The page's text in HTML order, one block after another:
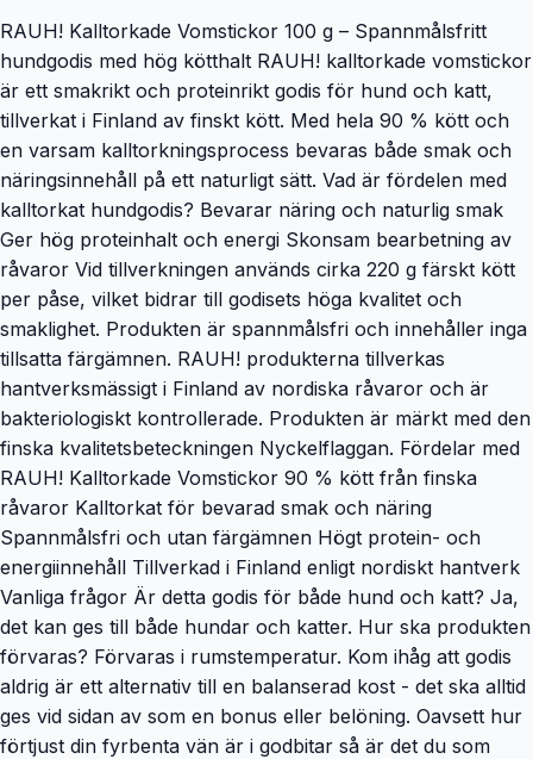
RAUH! Kalltorkade Vomstickor 100 g – Spannmålsfritt
hundgodis med hög kötthalt RAUH! kalltorkade vomstickor
är ett smakrikt och proteinrikt godis för hund och katt,
tillverkat i Finland av finskt kött. Med hela 90 % kött och
en varsam kalltorkningsprocess bevaras både smak och
näringsinnehåll på ett naturligt sätt. Vad är fördelen med
kalltorkat hundgodis? Bevarar näring och naturlig smak
Ger hög proteinhalt och energi Skonsam bearbetning av
råvaror Vid tillverkningen används cirka 220 g färskt kött
per påse, vilket bidrar till godisets höga kvalitet och
smaklighet. Produkten är spannmålsfri och innehåller inga
tillsatta färgämnen. RAUH! produkterna tillverkas
hantverksmässigt i Finland av nordiska råvaror och är
bakteriologiskt kontrollerade. Produkten är märkt med den
finska kvalitetsbeteckningen Nyckelflaggan. Fördelar med
RAUH! Kalltorkade Vomstickor 90 % kött från finska
råvaror Kalltorkat för bevarad smak och näring
Spannmålsfri och utan färgämnen Högt protein- och
energiinnehåll Tillverkad i Finland enligt nordiskt hantverk
Vanliga frågor Är detta godis för både hund och katt? Ja,
det kan ges till både hundar och katter. Hur ska produkten
förvaras? Förvaras i rumstemperatur. Kom ihåg att godis
aldrig är ett alternativ till en balanserad kost - det ska alltid
ges vid sidan av som en bonus eller belöning. Oavsett hur
förtjust din fyrbenta vän är i godbitar så är det du som